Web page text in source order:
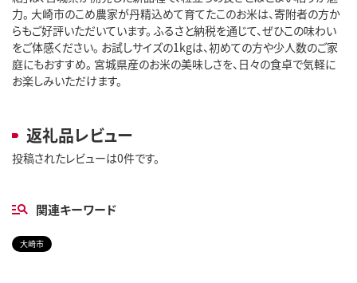
力。 大崎市のこめ農家が丹精込めて育てたこのお米は、寄附者の方か
らもご好評いただいています。 ふるさと納税を通じて、ぜひこの味わい
をご体感ください。 お試しサイズの1kgは、初めての方や少人数のご家
庭にもおすすめ。 宮城県産のお米の美味しさを、日々の食卓で気軽に
お楽しみいただけます。
返礼品レビュー
投稿されたレビューは0件です。
関連キーワード
大崎市